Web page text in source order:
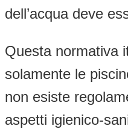
dell’acqua deve
Questa normativa
solamente le
non esiste
aspetti igienico-